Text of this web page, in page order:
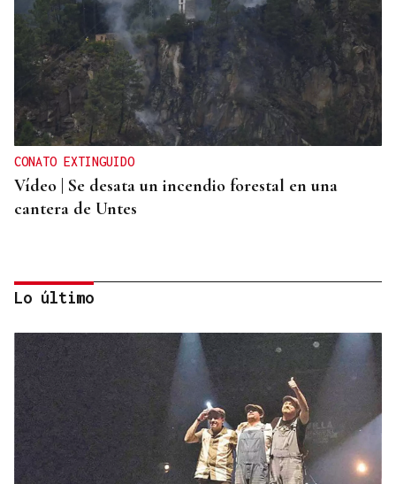
CONATO EXTINGUIDO
Vídeo | Se desata un incendio forestal en una
cantera de Untes
ENTREVISTA
Lo último